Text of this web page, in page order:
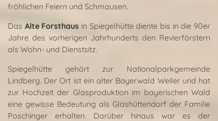
fröhlichen Feiern und Schmausen.
Das Alte Forsthaus in Spiegelhütte diente bis in die 90er
Jahre des vorherigen Jahrhunderts den Revierförstern
als Wohn- und Dienstsitz.
Spiegelhütte gehört zur Nationalparkgemeinde
Lindberg. Der Ort ist ein alter Bayerwald Weiler und hat
zur Hochzeit der Glasproduktion im bayerischen Wald
eine gewisse Bedeutung als Glashüttendorf der Familie
Poschinger erhalten. Darüber hinaus war es der